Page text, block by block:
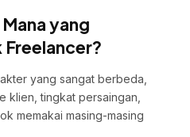
yang
yang sangat berbeda,
klien, tingkat persaingan,
memakai masing-masing